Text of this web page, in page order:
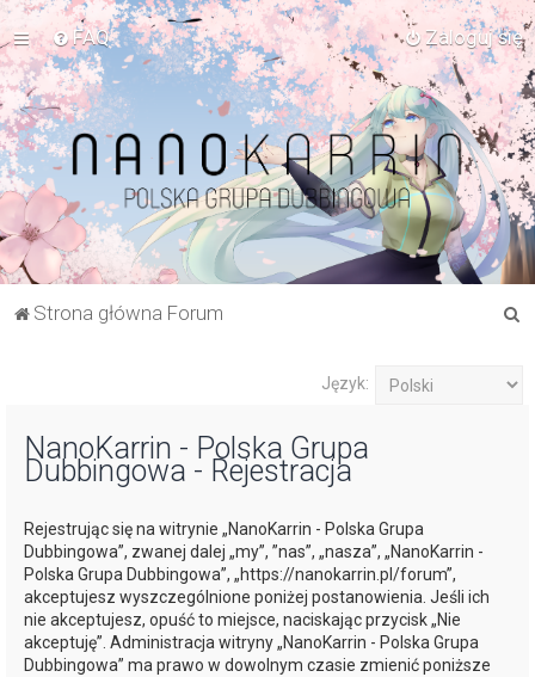
FAQ Zaloguj się
Strona główna Forum
Język:
NanoKarrin - Polska Grupa
Dubbingowa - Rejestracja
Rejestrując się na witrynie „NanoKarrin - Polska Grupa
Dubbingowa”, zwanej dalej „my”, ”nas”, „nasza”, „NanoKarrin -
Polska Grupa Dubbingowa”, „https://nanokarrin.pl/forum”,
akceptujesz wyszczególnione poniżej postanowienia. Jeśli ich
nie akceptujesz, opuść to miejsce, naciskając przycisk „Nie
akceptuję”. Administracja witryny „NanoKarrin - Polska Grupa
Dubbingowa” ma prawo w dowolnym czasie zmienić poniższe